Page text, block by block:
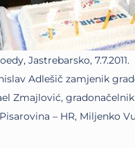
Jastrebarsko, 7.7.2011.
Adlešič zamjenik
Zmajlović,
– HR, Miljenko